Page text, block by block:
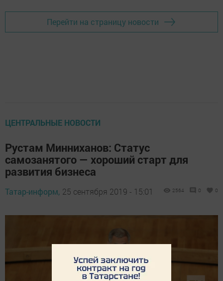
Перейти на страницу новости
ЦЕНТРАЛЬНЫЕ НОВОСТИ
Рустам Минниханов: Статус
самозанятого — хороший старт для
развития бизнеса
Татар-информ, 25 сентября 2019 - 15:01 2564 0 0